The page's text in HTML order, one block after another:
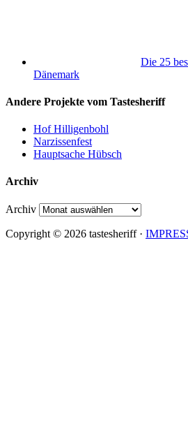
Die 25
Dänemark
Andere Projekte vom Tastesheriff
Hof Hilligenbohl
Narzissenfest
Hauptsache Hübsch
Archiv
Archiv
Copyright © 2026 tastesheriff ·